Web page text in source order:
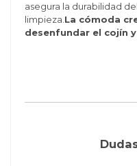
asegura la durabilidad
limpieza. La cómoda
desenfundar el cojín